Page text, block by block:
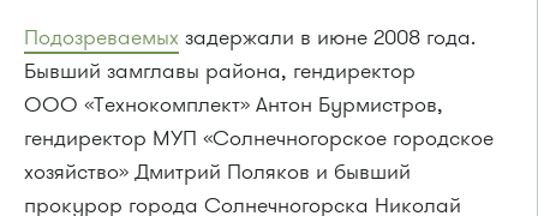
Подозреваемых задержали в июне 2008 года.
Бывший замглавы района, гендиректор
ООО «Технокомплект» Антон Бурмистров,
гендиректор МУП «Солнечногорское городское
хозяйство» Дмитрий Поляков и бывший
прокурор города Солнечногорска Николай